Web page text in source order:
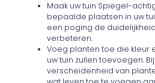
Maak uw tuin Spiegel-
bepaalde plaatsen in uw
een poging de
verbeteren.
Voeg planten toe die kleur
uw tuin zullen toevoegen.
verscheidenheid van